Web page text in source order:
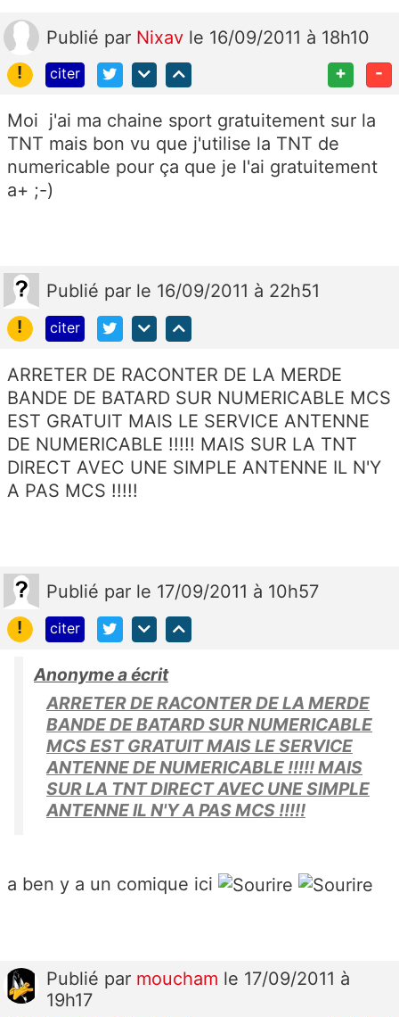
Publié par Nixav le 16/09/2011 à 18h10
!
citer + -
Moi j'ai ma chaine sport gratuitement sur la
TNT mais bon vu que j'utilise la TNT de
numericable pour ça que je l'ai gratuitement
a+ ;-)
Publié par le 16/09/2011 à 22h51
!
citer
ARRETER DE RACONTER DE LA MERDE
BANDE DE BATARD SUR NUMERICABLE MCS
EST GRATUIT MAIS LE SERVICE ANTENNE
DE NUMERICABLE !!!!! MAIS SUR LA TNT
DIRECT AVEC UNE SIMPLE ANTENNE IL N'Y
A PAS MCS !!!!!
Publié par le 17/09/2011 à 10h57
!
citer
Anonyme a écrit
ARRETER DE RACONTER DE LA MERDE
BANDE DE BATARD SUR NUMERICABLE
MCS EST GRATUIT MAIS LE SERVICE
ANTENNE DE NUMERICABLE !!!!! MAIS
SUR LA TNT DIRECT AVEC UNE SIMPLE
ANTENNE IL N'Y A PAS MCS !!!!!
a ben y a un comique ici
Publié par moucham le 17/09/2011 à
19h17